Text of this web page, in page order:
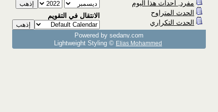
مفرد, أحداث هذا اليوم
الحدث المتراوح
الحدث التكراري
الانتقال في التقويم
Powered by sedany.com
Lightweight Styling © Elias Mohammed